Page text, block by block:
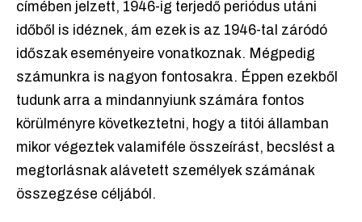
címében jelzett, 1946-ig terjedő periódus utáni
időből is idéznek, ám ezek is az 1946-tal záródó
időszak eseményeire vonatkoznak. Mégpedig
számunkra is nagyon fontosakra. Éppen ezekből
tudunk arra a mindannyiunk számára fontos
körülményre következtetni, hogy a titói államban
mikor végeztek valamiféle összeírást, becslést a
megtorlásnak alávetett személyek számának
összegzése céljából.